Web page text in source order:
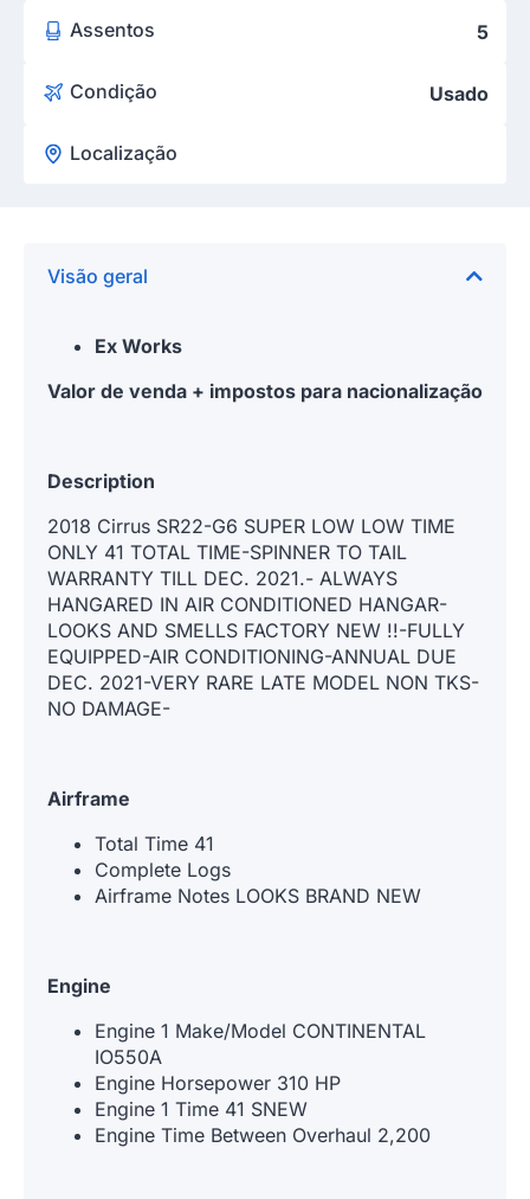
Assentos 5
Condição Usado
Localização
Visão geral
Ex Works
Valor de venda + impostos para nacionalização
Description
2018 Cirrus SR22-G6 SUPER LOW LOW TIME
ONLY 41 TOTAL TIME-SPINNER TO TAIL
WARRANTY TILL DEC. 2021.- ALWAYS
HANGARED IN AIR CONDITIONED HANGAR-
LOOKS AND SMELLS FACTORY NEW !!-FULLY
EQUIPPED-AIR CONDITIONING-ANNUAL DUE
DEC. 2021-VERY RARE LATE MODEL NON TKS-
NO DAMAGE-
Airframe
Total Time 41
Complete Logs
Airframe Notes LOOKS BRAND NEW
Engine
Engine 1 Make/Model CONTINENTAL
IO550A
Engine Horsepower 310 HP
Engine 1 Time 41 SNEW
Engine Time Between Overhaul 2,200